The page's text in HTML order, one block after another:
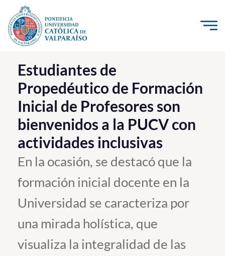
Click acá para ir directamente al contenido
La Universidad
Investigación, Creación e Innovación
PUCV Internacional
Vinculación con el Medio
Admisión
Pregrado
Postgrado
Formación Continua
Estudiantes de
Propedéutico de Formación
Inicial de Profesores son
bienvenidos a la PUCV con
actividades inclusivas
En la ocasión, se destacó que la
formación inicial docente en la
Universidad se caracteriza por
una mirada holística, que
visualiza la integralidad de las